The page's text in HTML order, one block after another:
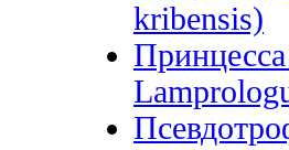
kribensis)